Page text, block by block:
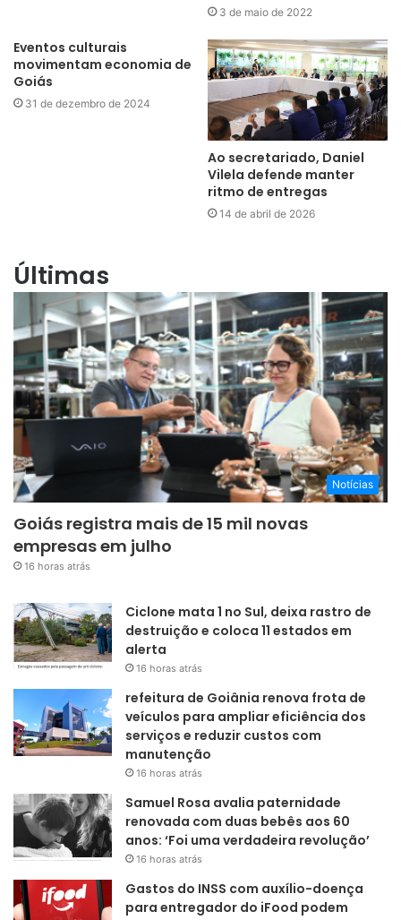
3 de maio de 2022
Eventos culturais
movimentam economia de
Goiás
31 de dezembro de 2024
Ao secretariado, Daniel
Vilela defende manter
ritmo de entregas
14 de abril de 2026
Últimas
Notícias
Goiás registra mais de 15 mil novas
empresas em julho
16 horas atrás
Ciclone mata 1 no Sul, deixa rastro de
destruição e coloca 11 estados em
alerta
16 horas atrás
refeitura de Goiânia renova frota de
veículos para ampliar eficiência dos
serviços e reduzir custos com
manutenção
16 horas atrás
Samuel Rosa avalia paternidade
renovada com duas bebês aos 60
anos: ‘Foi uma verdadeira revolução’
16 horas atrás
Gastos do INSS com auxílio-doença
para entregador do iFood podem